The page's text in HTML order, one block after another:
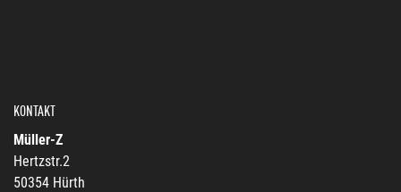
KONTAKT
Müller-Z
Hertzstr.2
50354 Hürth